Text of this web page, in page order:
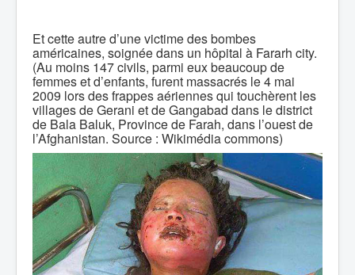
Et cette autre d’une victime des bombes
américaines, soignée dans un hôpital à Fararh city.
(Au moins 147 civils, parmi eux beaucoup de
femmes et d’enfants, furent massacrés le 4 mai
2009 lors des frappes aériennes qui touchèrent les
villages de Gerani et de Gangabad dans le district
de Bala Baluk, Province de Farah, dans l’ouest de
l’Afghanistan. Source : Wikimédia commons)